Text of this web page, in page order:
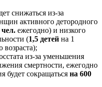
снижаться из-за
активного детородного
ежегодно) и низкого
(1,5 детей на 1
из-за уменьшения
смертности, ежегодно
будет сокращаться на 600